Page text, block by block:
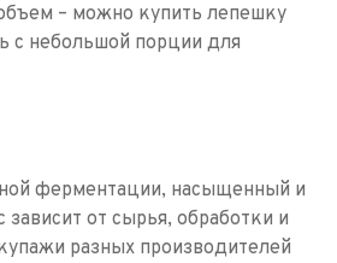
– можно купить лепешку
с небольшой порции для
ферментации, насыщенный и
от сырья, обработки и
разных производителей